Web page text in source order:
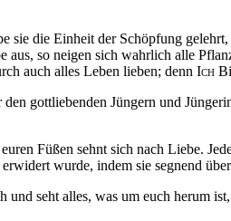
sie die Einheit der Schöpfung
so neigen sich wahrlich alle
auch alles Leben lieben; denn Ich
den gottliebenden Jüngern und
Füßen sehnt sich nach Liebe.
wurde, indem sie segnend
seht alles, was um euch herum